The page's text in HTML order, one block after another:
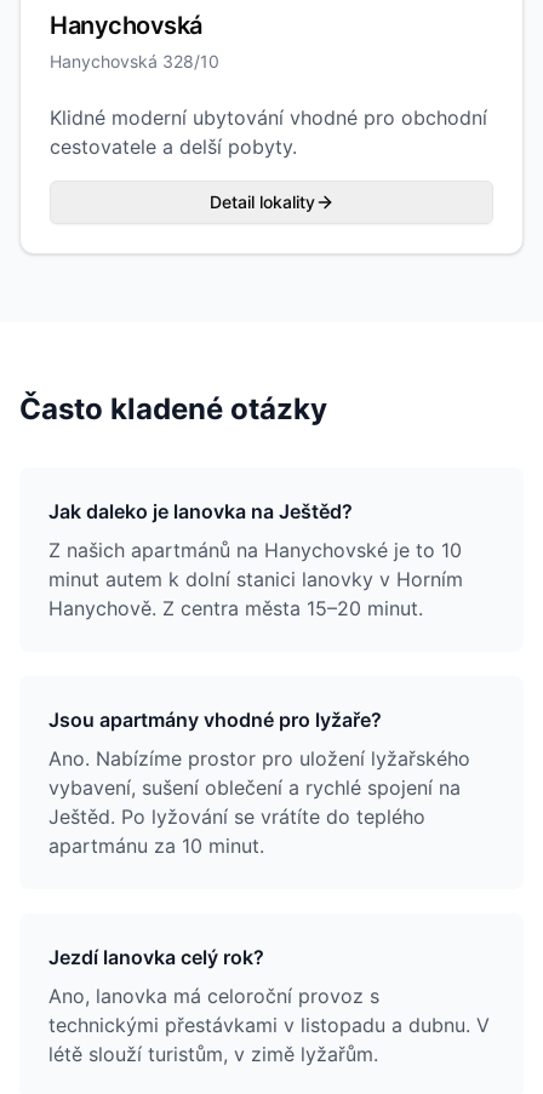
Hanychovská
Hanychovská 328/10
Klidné moderní ubytování vhodné pro obchodní
cestovatele a delší pobyty.
Detail lokality
Často kladené otázky
Jak daleko je lanovka na Ještěd?
Z našich apartmánů na Hanychovské je to 10
minut autem k dolní stanici lanovky v Horním
Hanychově. Z centra města 15–20 minut.
Jsou apartmány vhodné pro lyžaře?
Ano. Nabízíme prostor pro uložení lyžařského
vybavení, sušení oblečení a rychlé spojení na
Ještěd. Po lyžování se vrátíte do teplého
apartmánu za 10 minut.
Jezdí lanovka celý rok?
Ano, lanovka má celoroční provoz s
technickými přestávkami v listopadu a dubnu. V
létě slouží turistům, v zimě lyžařům.